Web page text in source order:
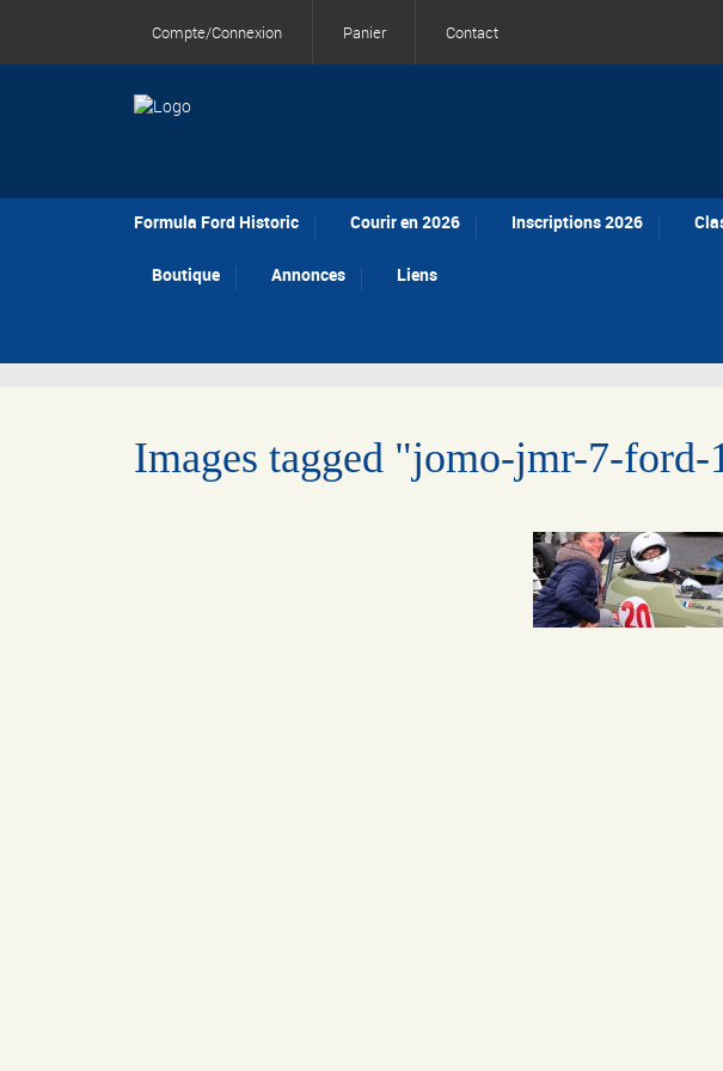
Compte/Connexion Panier Contact
Formula Ford Historic Courir en 2026 Inscriptions 2026
Boutique Annonces Liens
Images tagged "jomo-jmr-7-ford-